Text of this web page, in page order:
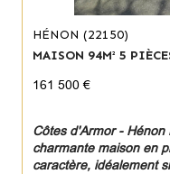
HÉNON (22150)
MAISON 94M² 5
161 500 €
Côtes d'Armor - Hénon
charmante maison en
caractère, idéalement